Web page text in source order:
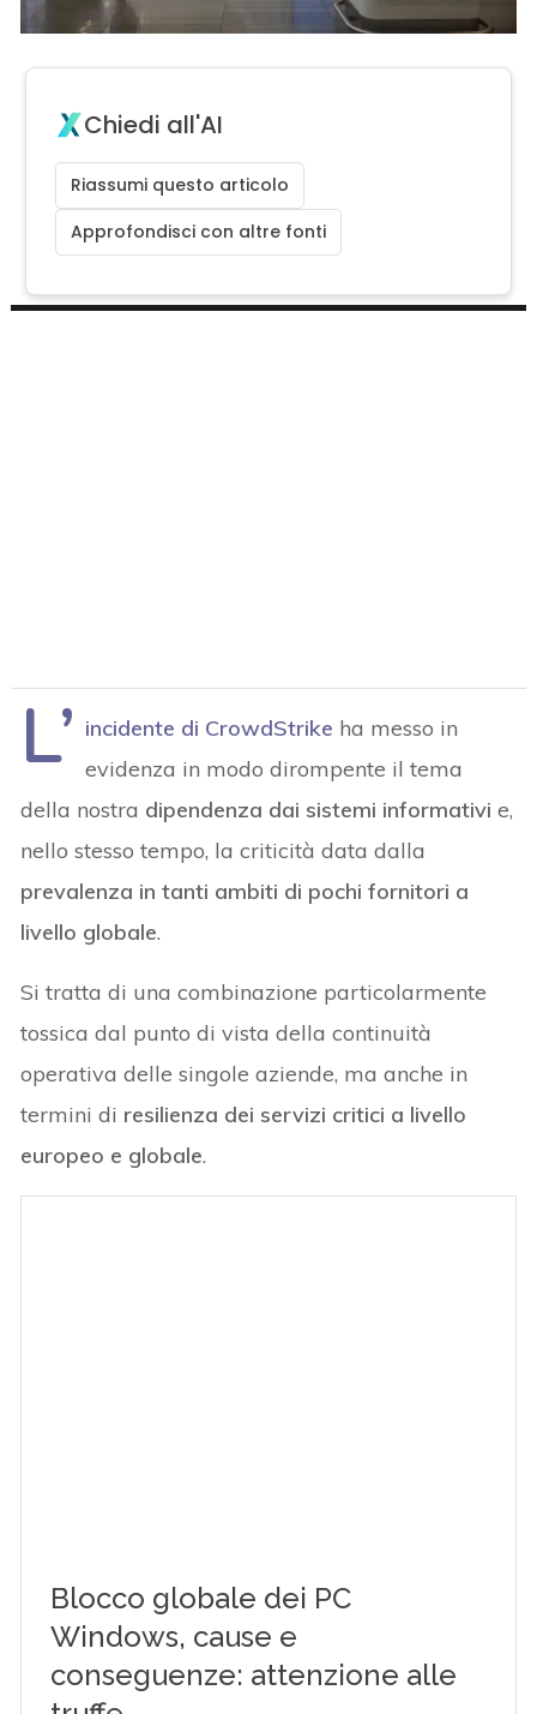
Chiedi all'AI
Riassumi questo articolo
Approfondisci con altre fonti
L’ incidente di CrowdStrike ha messo in
evidenza in modo dirompente il tema
della nostra dipendenza dai sistemi informativi e,
nello stesso tempo, la criticità data dalla
prevalenza in tanti ambiti di pochi fornitori a
livello globale.
Si tratta di una combinazione particolarmente
tossica dal punto di vista della continuità
operativa delle singole aziende, ma anche in
termini di resilienza dei servizi critici a livello
europeo e globale.